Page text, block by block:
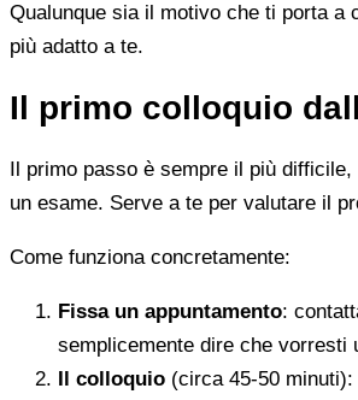
Qualunque sia il motivo che ti porta a
più adatto a te.
Il primo colloquio
Il primo passo è sempre il più
un esame. Serve a te per valutare il
Come funziona concretamente:
Fissa un appuntamento:
semplicemente dire che vorresti
Il colloquio (circa 45-50